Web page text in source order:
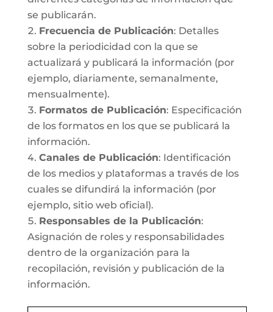
se publicarán.
Frecuencia de Publicación: Detalles
sobre la periodicidad con la que se
actualizará y publicará la información (por
ejemplo, diariamente, semanalmente,
mensualmente).
Formatos de Publicación: Especificación
de los formatos en los que se publicará la
información.
Canales de Publicación: Identificación
de los medios y plataformas a través de los
cuales se difundirá la información (por
ejemplo, sitio web oficial).
Responsables de la Publicación:
Asignación de roles y responsabilidades
dentro de la organización para la
recopilación, revisión y publicación de la
información.